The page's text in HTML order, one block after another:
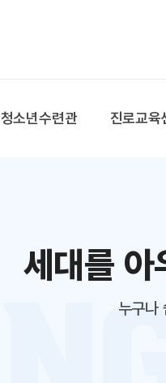
청소년수련관 진로교육
세대를 아
누구나